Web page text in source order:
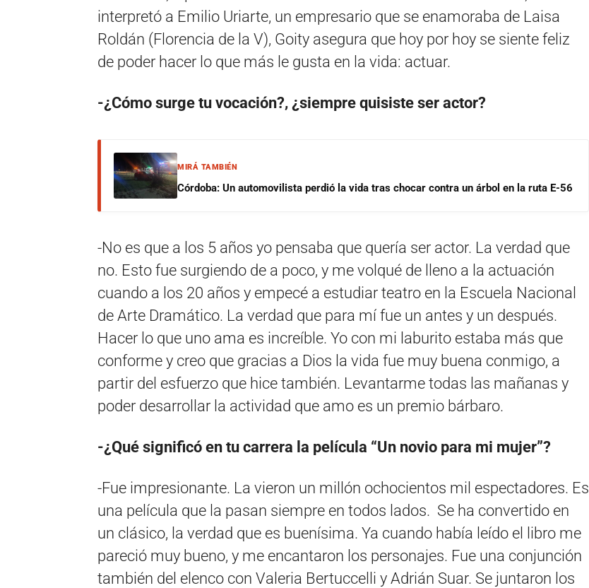
interpretó a Emilio Uriarte, un empresario que se enamoraba de Laisa
Roldán (Florencia de la V), Goity asegura que hoy por hoy se siente feliz
de poder hacer lo que más le gusta en la vida: actuar.
-¿Cómo surge tu vocación?, ¿siempre quisiste ser actor?
MIRÁ TAMBIÉN
Córdoba: Un automovilista perdió la vida tras chocar contra un árbol en la ruta E-56
-No es que a los 5 años yo pensaba que quería ser actor. La verdad que
no. Esto fue surgiendo de a poco, y me volqué de lleno a la actuación
cuando a los 20 años y empecé a estudiar teatro en la Escuela Nacional
de Arte Dramático. La verdad que para mí fue un antes y un después.
Hacer lo que uno ama es increíble. Yo con mi laburito estaba más que
conforme y creo que gracias a Dios la vida fue muy buena conmigo, a
partir del esfuerzo que hice también. Levantarme todas las mañanas y
poder desarrollar la actividad que amo es un premio bárbaro.
-¿Qué significó en tu carrera la película “Un novio para mi mujer”?
-Fue impresionante. La vieron un millón ochocientos mil espectadores. Es
una película que la pasan siempre en todos lados. Se ha convertido en
un clásico, la verdad que es buenísima. Ya cuando había leído el libro me
pareció muy bueno, y me encantaron los personajes. Fue una conjunción
también del elenco con Valeria Bertuccelli y Adrián Suar. Se juntaron los